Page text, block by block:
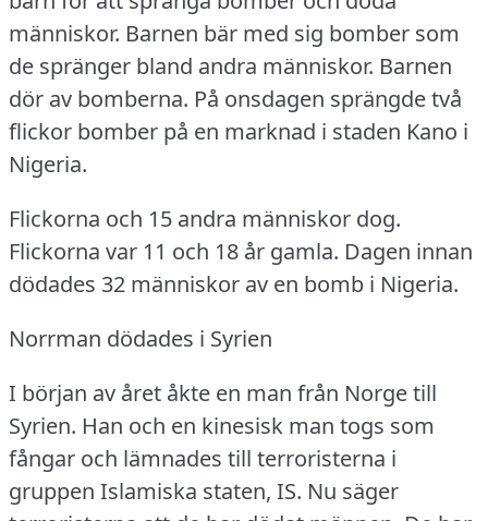
människor. Barnen bär med sig bomber som
de spränger bland andra människor. Barnen
dör av bomberna. På onsdagen sprängde två
flickor bomber på en marknad i staden Kano i
Nigeria.
Flickorna och 15 andra människor dog.
Flickorna var 11 och 18 år gamla. Dagen innan
dödades 32 människor av en bomb i Nigeria.
Norrman dödades i Syrien
I början av året åkte en man från Norge till
Syrien. Han och en kinesisk man togs som
fångar och lämnades till terroristerna i
gruppen Islamiska staten, IS. Nu säger